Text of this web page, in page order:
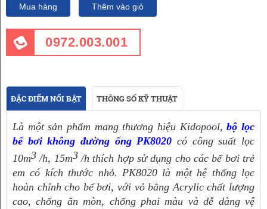
Mua hàng Thêm vào giỏ
0972.003.001
ĐẶC ĐIỂM NỔI BẬT THÔNG SỐ KỸ THUẬT
Là một sản phẩm mang thương hiệu Kidopool, bộ lọc
bể bơi không đường ống PK8020 có công suất lọc
10m3 /h, 15m3 /h thích hợp sử dụng cho các bể bơi trẻ
em có kích thước nhỏ. PK8020 là một hệ thống lọc
hoàn chỉnh cho bể bơi, với vỏ bằng Acrylic chất lượng
cao, chống ăn mòn, chống phai màu và dễ dàng vệ